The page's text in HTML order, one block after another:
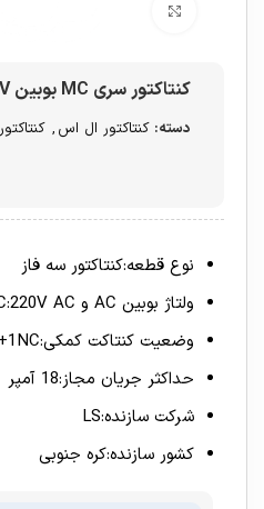
کنتاکتور سری MC بوبین ۲۲۰V آمپر ۱۸ ال اس
دسته: کنتاکتور ال اس , کنتاکتور
نوع قطعه:کنتاکتور سه فاز
ولتاژ بوبین AC و DC:220V AC
وضعیت کنتاکت کمکی:1NO+1NC
حداکثر جریان مجاز:18 آمپر
شرکت سازنده:LS
کشور سازنده:کره جنوبی